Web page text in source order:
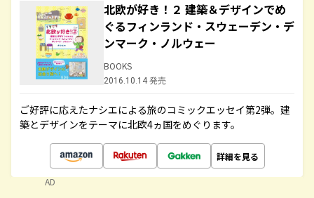
北欧が好き！２ 建築＆デザインでめ
ぐるフィンランド・スウェーデン・デ
ンマーク・ノルウェー
BOOKS
2016.10.14 発売
ご好評に応えたナシエによる旅のコミックエッセイ第2弾。建
築とデザインをテーマに北欧4ヵ国をめぐります。
詳細を見る
AD